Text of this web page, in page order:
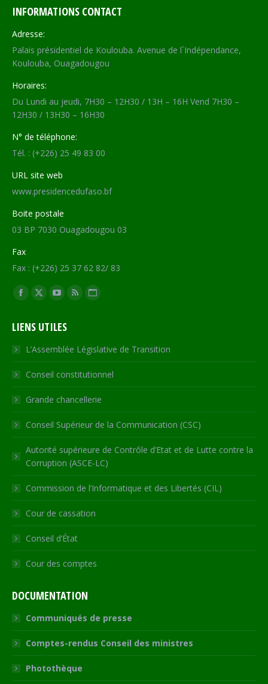
INFORMATIONS CONTACT
Adresse:
Palais présidentiel de Koulouba. Avenue de l´Indépendance,
Koulouba, Ouagadougou
Horaires:
Du Lundi au jeudi, 7H30 – 12H30 / 13H – 16H Vend 7H30 –
12H30 / 13H30 – 16H30
N° de téléphone:
Tél. : (+226) 25 49 83 00
URL site web
www.presidencedufaso.bf
Boite postale
03 BP 7030 Ouagadougou 03
Fax
Fax : (+226) 25 37 62 82/ 83
Trouvez nous sur :
Facebook
opens
in
new
window
X
opens
in
new
window
YouTube
opens
in
new
window
RSS
in
new
window
Site
opens
in
new
LIENS UTILES
L’Assemblée Législative de Transition
Conseil constitutionnel
Grande chancellerie
Conseil Supérieur de la Communication (CSC)
Autorité supérieure de Contrôle d’Etat et de Lutte contre la
Corruption (ASCE-LC)
Commission de l’Informatique et des Libertés (CIL)
Cour de cassation
Conseil d’État
Cour des comptes
DOCUMENTATION
Communiqués de presse
Comptes-rendus Conseil des ministres
Photothèque